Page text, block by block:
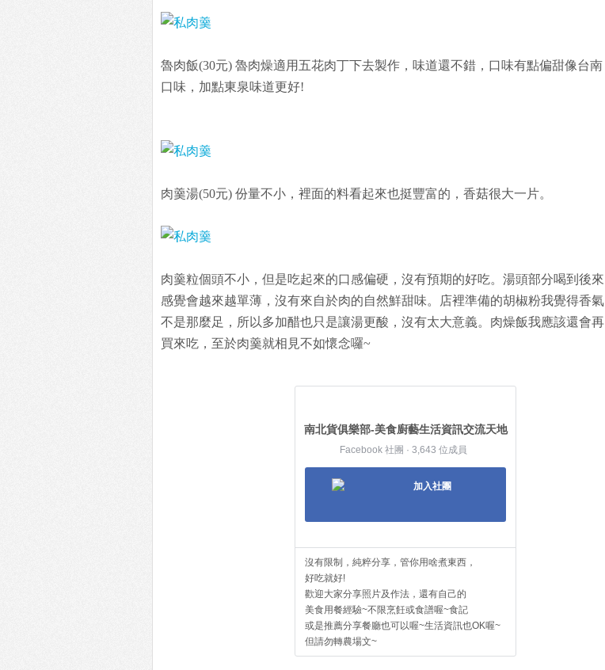
魯肉飯(30元) 魯肉燥適用五花肉丁下去製作，味道還不錯，口味有點偏甜像台南
口味，加點東泉味道更好!
肉羹湯(50元) 份量不小，裡面的料看起來也挺豐富的，香菇很大一片。
肉羹粒個頭不小，但是吃起來的口感偏硬，沒有預期的好吃。湯頭部分喝到後來
感覺會越來越單薄，沒有來自於肉的自然鮮甜味。店裡準備的胡椒粉我覺得香氣
不是那麼足，所以多加醋也只是讓湯更酸，沒有太大意義。肉燥飯我應該還會再
買來吃，至於肉羹就相見不如懷念囉~
南北貨俱樂部-美食廚藝生活資訊交流天地
Facebook 社團 · 3,643 位成員
加入社團
沒有限制，純粹分享，管你用啥煮東西，
好吃就好!
歡迎大家分享照片及作法，還有自己的
美食用餐經驗~不限烹飪或食譜喔~食記
或是推薦分享餐廳也可以喔~生活資訊也OK喔~
但請勿轉農場文~